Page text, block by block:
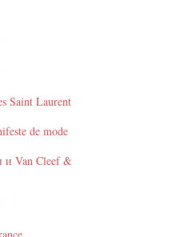
Saint Laurent
de mode
и Van Cleef &